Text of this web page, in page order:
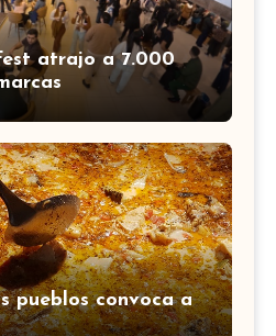
atrajo a 7.000
pueblos convoca a